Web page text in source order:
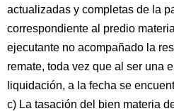
actualizadas y completas de la
correspondiente al predio
ejecutante no acompañado la
remate, toda vez que al ser una
liquidación, a la fecha se
c) La tasación del bien materia